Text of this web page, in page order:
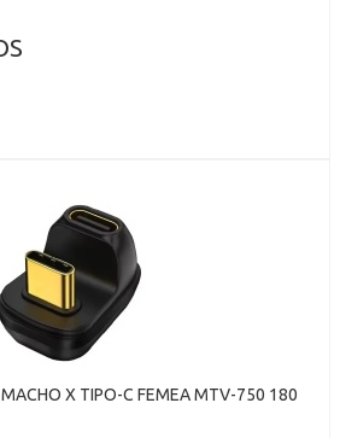
X TIPO-C FEMEA MTV-750 180